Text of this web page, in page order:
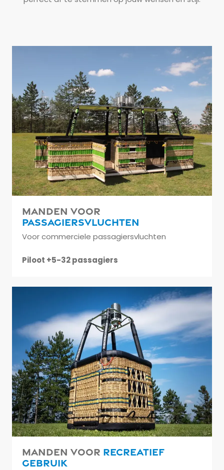
Manden voor
passagiersvluchten
Voor commerciele passagiersvluchten
Piloot +5-32 passagiers
Manden voor recreatief
gebruik